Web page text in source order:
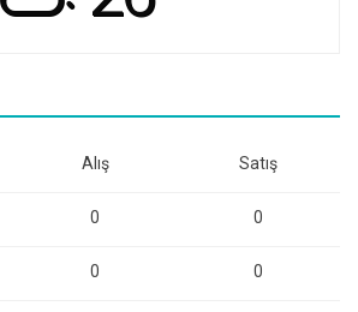
Alış Satış
0 0
0 0